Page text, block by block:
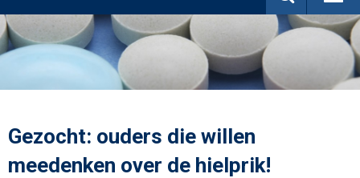
Gezocht: ouders die willen
meedenken over de hielprik!